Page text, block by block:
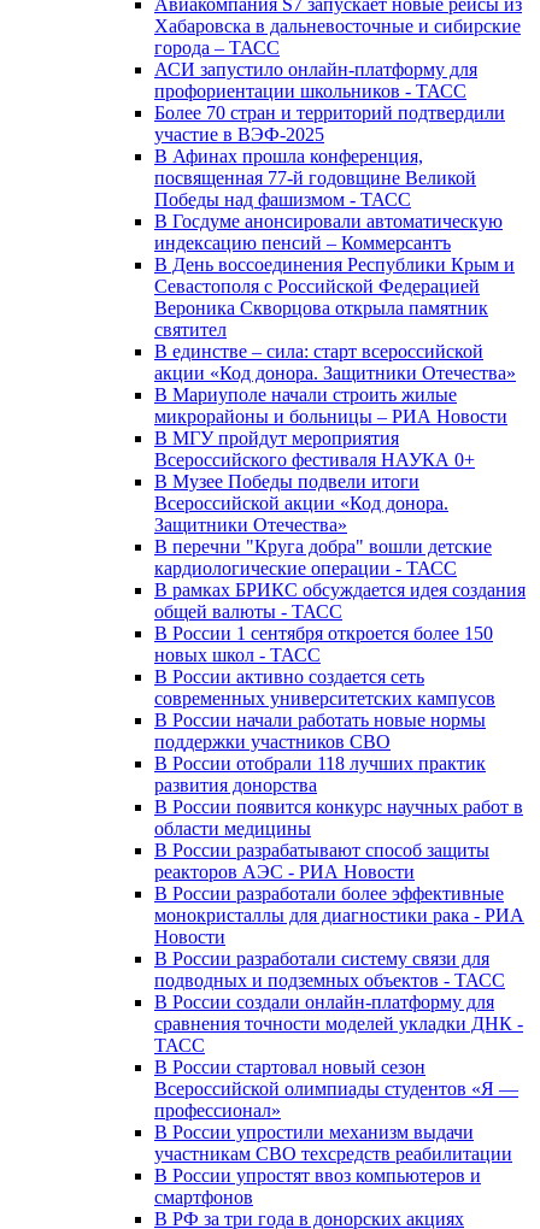
Авиакомпания S7 запускает новые рейсы из
Хабаровска в дальневосточные и сибирские
города – ТАСС
АСИ запустило онлайн-платформу для
профориентации школьников - ТАСС
Более 70 стран и территорий подтвердили
участие в ВЭФ-2025
В Афинах прошла конференция,
посвященная 77-й годовщине Великой
Победы над фашизмом - ТАСС
В Госдуме анонсировали автоматическую
индексацию пенсий – Коммерсантъ
В День воссоединения Республики Крым и
Севастополя с Российской Федерацией
Вероника Скворцова открыла памятник
святител
В единстве – сила: старт всероссийской
акции «Код донора. Защитники Отечества»
В Мариуполе начали строить жилые
микрорайоны и больницы – РИА Новости
В МГУ пройдут мероприятия
Всероссийского фестиваля НАУКА 0+
В Музее Победы подвели итоги
Всероссийской акции «Код донора.
Защитники Отечества»
В перечни "Круга добра" вошли детские
кардиологические операции - ТАСС
В рамках БРИКС обсуждается идея создания
общей валюты - ТАСС
В России 1 сентября откроется более 150
новых школ - ТАСС
В России активно создается сеть
современных университетских кампусов
В России начали работать новые нормы
поддержки участников СВО
В России отобрали 118 лучших практик
развития донорства
В России появится конкурс научных работ в
области медицины
В России разрабатывают способ защиты
реакторов АЭС - РИА Новости
В России разработали более эффективные
монокристаллы для диагностики рака - РИА
Новости
В России разработали систему связи для
подводных и подземных объектов - ТАСС
В России создали онлайн-платформу для
сравнения точности моделей укладки ДНК -
ТАСС
В России стартовал новый сезон
Всероссийской олимпиады студентов «Я —
профессионал»
В России упростили механизм выдачи
участникам СВО техсредств реабилитации
В России упростят ввоз компьютеров и
смартфонов
В РФ за три года в донорских акциях